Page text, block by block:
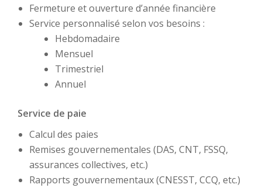
Fermeture et ouverture d’année financière
Service personnalisé selon vos besoins :
Hebdomadaire
Mensuel
Trimestriel
Annuel
Service de paie
Calcul des paies
Remises gouvernementales (DAS, CNT, FSSQ,
assurances collectives, etc.)
Rapports gouvernementaux (CNESST, CCQ, etc.)